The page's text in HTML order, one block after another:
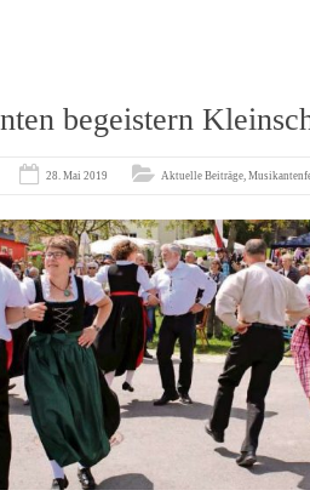
begeistern
28. Mai 2019 Aktuelle Beiträge,